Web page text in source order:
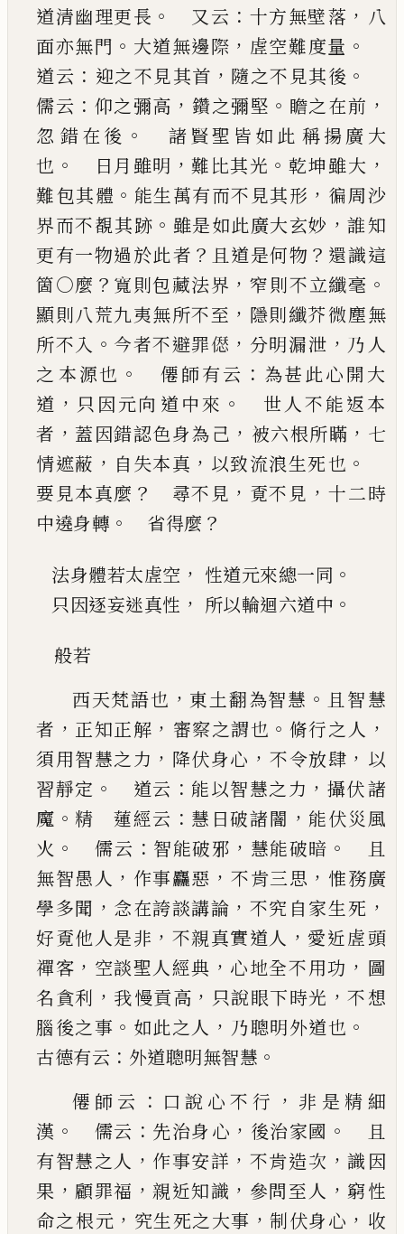
道清幽理更長 。 又云 ： 十方無壁落 ， 八
面亦無門 。 大道無邊際 ， 虗空難度量 。
道云 ： 迎之不見其首 ， 隨之不見其後 。
儒云 ： 仰之彌高 ， 鑽之彌堅 。 瞻之在前 ，
忽 錯在後 。 諸賢聖皆如此 稱揚廣大
也 。 日月雖明 ， 難比其光 。 乾坤雖大 ，
難包其體 。 能生萬有而不見其形 ， 徧周沙
界而不覩其跡 。 雖是如此廣大玄妙 ， 誰知
更有一物過於此者 ？ 且道是何物 ？ 還識這
箇○麼 ？ 寬則包藏法界 ， 窄則不立纖毫 。
顯則八荒九夷無所不至 ， 隱則纖芥微塵無
所不入 。 今者不避罪𠍴 ， 分明漏泄 ， 乃人
之 本源也 。 僊師有云 ： 為甚此心開大
道 ， 只因元向 道中來 。
世人不能返本
者 ， 蓋因錯認色身為己 ， 被六根所瞞 ， 七
情遮蔽 ， 自失本真 ， 以致流浪生死也 。
要見本真麼 ？ 尋不見 ， 覔不見 ， 十二時
中遶身轉 。 省得麼 ？
法身體若太虗空 ， 性道元來總一同 。
只因逐妄迷真性 ， 所以輪迴六道中 。
般若
西天梵語也 ， 東土翻為智慧 。 且智慧
者 ， 正知正解 ， 審察之謂也 。 脩行之人 ，
須用智慧之力 ， 降伏身心 ， 不令放肆 ， 以
習靜定 。 道云 ： 能以智慧之力 ， 攝伏諸
魔 。 精 蓮經云 ： 慧日破諸闇 ， 能伏災風
火 。 儒云 ： 智能破邪 ， 慧能破暗 。
且
無智愚人 ， 作事麤惡 ， 不肯三思 ， 惟務廣
學多聞 ， 念在誇談講論 ， 不究自家生死 ，
好覔他人是非 ， 不親真實道人 ， 愛近虗頭
禪客 ， 空談聖人經典 ， 心地全不用功 ， 圖
名貪利 ， 我慢貢高 ， 只說眼下時光 ， 不想
腦後之事 。 如此之人 ， 乃聰明外道也 。
古德有云 ： 外道聰明無智慧 。
僊師云 ： 口說心不行 ， 非是精細
漢 。 儒云 ： 先治身心 ， 後治家國 。
且
有智慧之人 ， 作事安詳 ， 不肯造次 ， 識因
果 ， 顧罪福 ， 親近知識 ， 參問至人 ， 窮性
命之根元 ， 究生死之大事 ， 制伏身心 ， 收